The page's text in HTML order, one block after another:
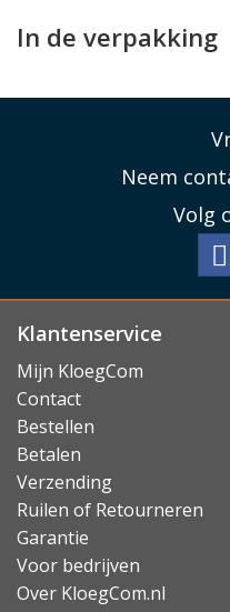
In de verpakking
Neem
Volg
Klantenservice
Mijn KloegCom
Contact
Bestellen
Betalen
Verzending
Ruilen of Retourneren
Garantie
Voor bedrijven
Over KloegCom.nl